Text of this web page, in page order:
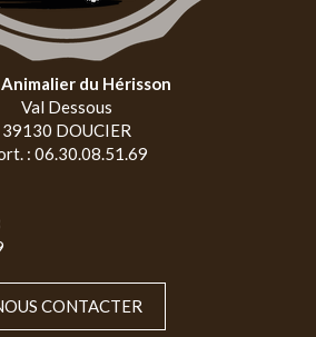
Animalier du Hérisson
Val Dessous
39130 DOUCIER
: 06.30.08.51.69
CONTACTER